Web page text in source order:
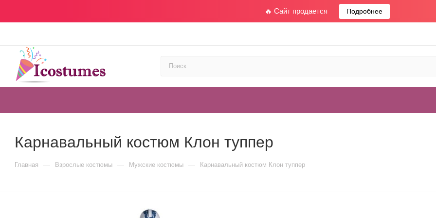
🔥 Сайт продается Подробнее
Карнавальный костюм Клон туппер
Главная — Взрослые костюмы — Мужские костюмы — Карнавальный костюм Клон туппер